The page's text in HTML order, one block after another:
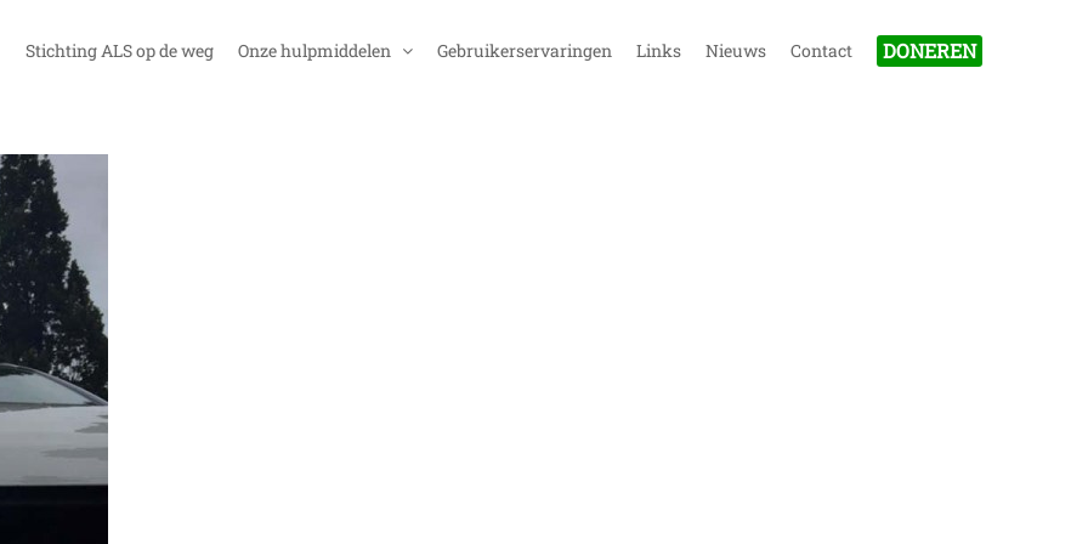
Stichting ALS op de weg Onze hulpmiddelen Gebruikerservaringen Links Nieuws Contact DONEREN